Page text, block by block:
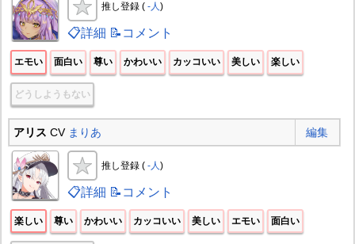
推し登録 ( -人)
📋詳細 📝コメント
エモい 面白い 尊い かわいい カッコいい 美しい 楽しい
どうしようもない
アリス CV まりあ 編集
推し登録 ( -人)
📋詳細 📝コメント
楽しい 尊い かわいい カッコいい 美しい エモい 面白い